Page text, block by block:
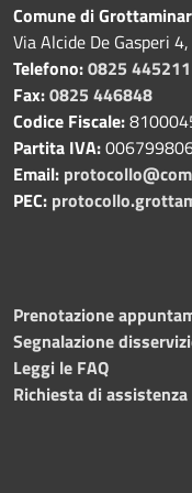
Comune di
Via Alcide De Gasperi
Telefono:0825 445211
Fax:0825 446848
Codice Fiscale:
Partita IVA:
Email:
PEC:
Prenotazione
Segnalazione
Leggi le FAQ
Richiesta di assistenza